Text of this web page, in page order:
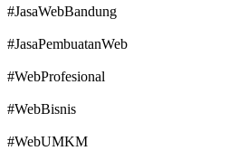
#JasaWebBandung
#JasaPembuatanWeb
#WebProfesional
#WebBisnis
#WebUMKM